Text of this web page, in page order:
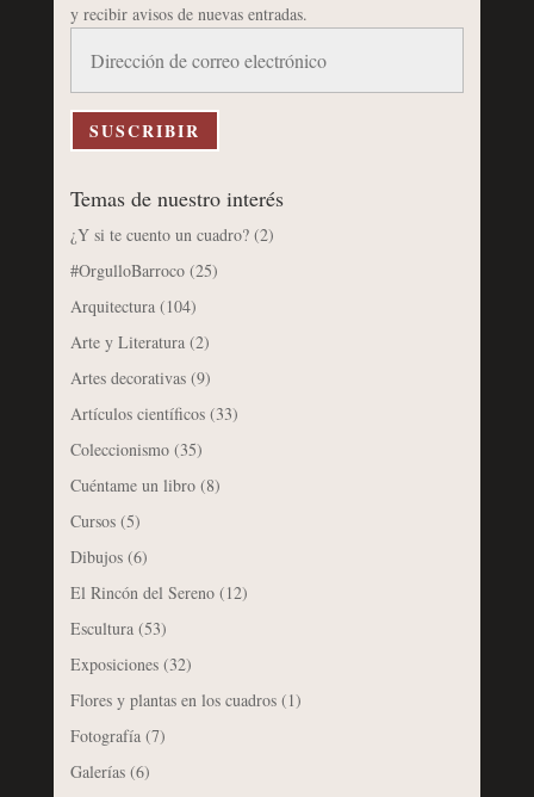
y recibir avisos de nuevas entradas.
correo
electrónico
SUSCRIBIR
Temas de nuestro interés
¿Y si te cuento un cuadro?(2)
#OrgulloBarroco(25)
Arquitectura(104)
Arte y Literatura(2)
Artes decorativas(9)
Artículos científicos(33)
Coleccionismo(35)
Cuéntame un libro(8)
Cursos(5)
Dibujos(6)
El Rincón del Sereno(12)
Escultura(53)
Exposiciones(32)
Flores y plantas en los cuadros(1)
Fotografía(7)
Galerías(6)